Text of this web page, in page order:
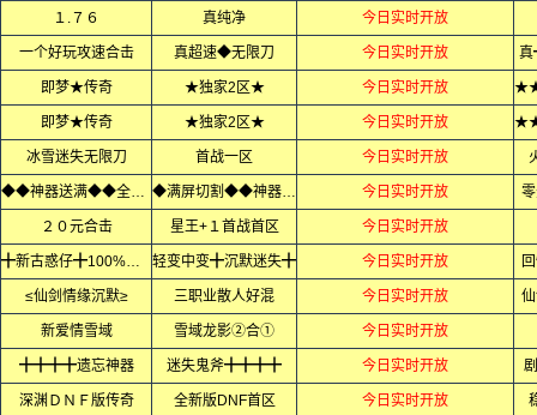
１.７６ 真纯净 今日实时开放
一个好玩攻速合击 真超速◆无限刀 今日实时开放
即梦★传奇 ★独家2区★ 今日实时开放
即梦★传奇 ★独家2区★ 今日实时开放
冰雪迷失无限刀 首战一区 今日实时开放
◆◆神器送满◆◆全屏轰炸◆ ◆满屏切割◆◆神器无限刀◆ 今日实时开放
２０元合击 星王+１首战首区 今日实时开放
╋新古惑仔╋100%首区 轻变中变╋沉默迷失╋ 今日实时开放
≤仙剑情缘沉默≥ 三职业散人好混 今日实时开放
新爱情雪域 雪域龙影②合① 今日实时开放
╋╋╋╋遗忘神器 迷失鬼斧╋╋╋╋ 今日实时开放
深渊ＤＮＦ版传奇 全新版DNF首区 今日实时开放